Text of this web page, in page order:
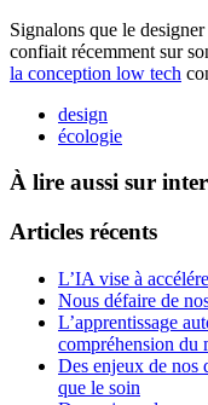
Signalons que le designer
confiait récemment sur
la conception low tech
design
écologie
À lire aussi sur
Articles récents
L’IA vise à
Nous défaire de
L’apprentissage
compréhension du
Des enjeux de nos
que le soin